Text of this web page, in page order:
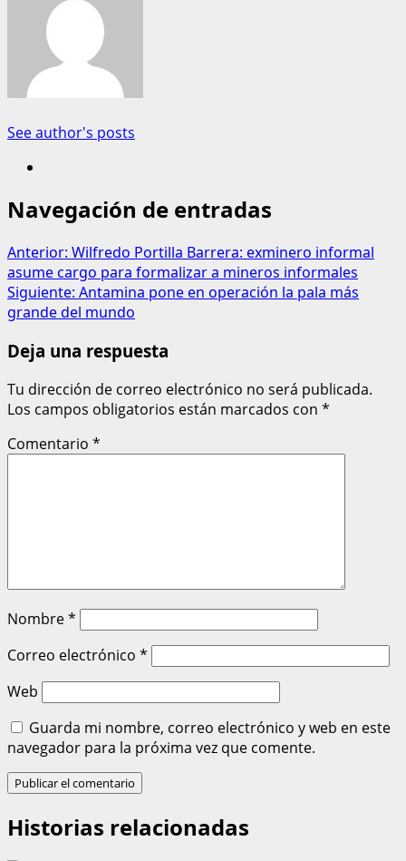
See author's posts
Navegación de entradas
Anterior: Wilfredo Portilla Barrera: exminero informal
asume cargo para formalizar a mineros informales
Siguiente: Antamina pone en operación la pala más
grande del mundo
Deja una respuesta
Tu dirección de correo electrónico no será publicada.
Los campos obligatorios están marcados con *
Comentario *
Nombre*
Correo electrónico *
Web
Guarda mi nombre, correo electrónico y web en este
navegador para la próxima vez que comente.
Historias relacionadas